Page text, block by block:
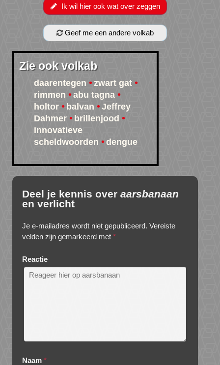
Ik wil hier ook wat over zeggen
Geef me een andere volkab
Zie ook volkab
daarentegen
zwart gat
rimmen
abu tagna
holtor
balvan
Jeffrey
Dahmer
brillenjood
innovatieve
scheldwoorden
dengue
Deel je kennis over aarsbanaan
en verlicht
Je e-mailadres wordt niet gepubliceerd. Vereiste
velden zijn gemarkeerd met *
Reactie
Naam *